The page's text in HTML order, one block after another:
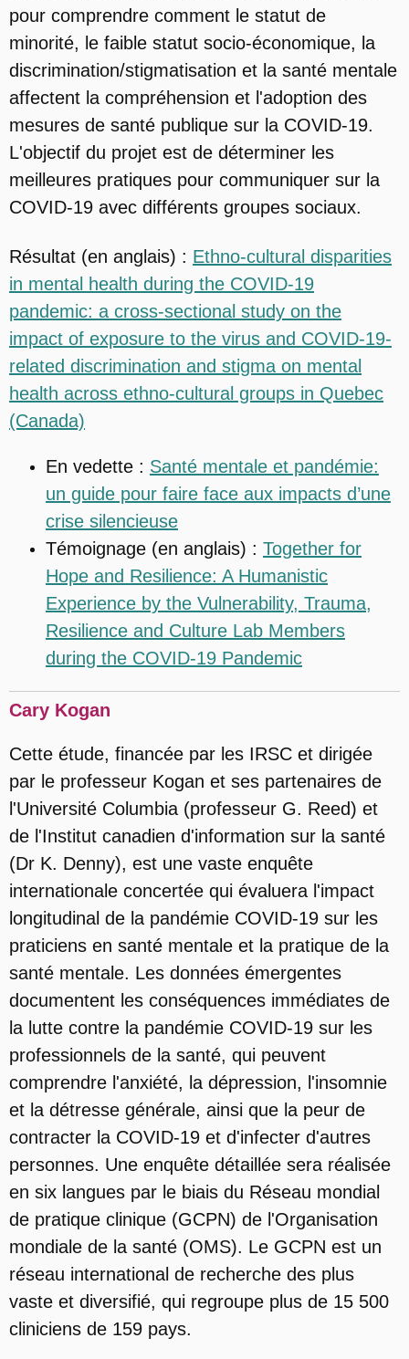
pour comprendre comment le statut de
minorité, le faible statut socio-économique, la
discrimination/stigmatisation et la santé mentale
affectent la compréhension et l'adoption des
mesures de santé publique sur la COVID-19.
L'objectif du projet est de déterminer les
meilleures pratiques pour communiquer sur la
COVID-19 avec différents groupes sociaux.
Résultat (en anglais) : Ethno-cultural disparities
in mental health during the COVID-19
pandemic: a cross-sectional study on the
impact of exposure to the virus and COVID-19-
related discrimination and stigma on mental
health across ethno-cultural groups in Quebec
(Canada)
En vedette : Santé mentale et pandémie:
un guide pour faire face aux impacts d’une
crise silencieuse
Témoignage (en anglais) : Together for
Hope and Resilience: A Humanistic
Experience by the Vulnerability, Trauma,
Resilience and Culture Lab Members
during the COVID-19 Pandemic
Cary Kogan
Cette étude, financée par les IRSC et dirigée
par le professeur Kogan et ses partenaires de
l'Université Columbia (professeur G. Reed) et
de l'Institut canadien d'information sur la santé
(Dr K. Denny), est une vaste enquête
internationale concertée qui évaluera l'impact
longitudinal de la pandémie COVID-19 sur les
praticiens en santé mentale et la pratique de la
santé mentale. Les données émergentes
documentent les conséquences immédiates de
la lutte contre la pandémie COVID-19 sur les
professionnels de la santé, qui peuvent
comprendre l'anxiété, la dépression, l'insomnie
et la détresse générale, ainsi que la peur de
contracter la COVID-19 et d'infecter d'autres
personnes. Une enquête détaillée sera réalisée
en six langues par le biais du Réseau mondial
de pratique clinique (GCPN) de l'Organisation
mondiale de la santé (OMS). Le GCPN est un
réseau international de recherche des plus
vaste et diversifié, qui regroupe plus de 15 500
cliniciens de 159 pays.